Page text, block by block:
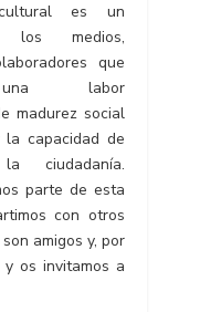
es un
los medios,
que
una labor
madurez social
capacidad de
ciudadanía.
parte de esta
con otros
amigos y, por
os invitamos a